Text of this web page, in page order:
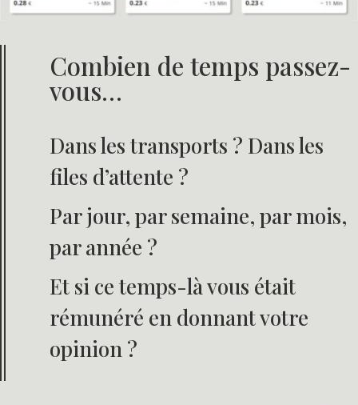
Combien de temps passez-
vous…
Dans les transports ? Dans les
files d’attente ?
Par jour, par semaine, par mois,
par année ?
Et si ce temps-là vous était
rémunéré en donnant votre
opinion ?